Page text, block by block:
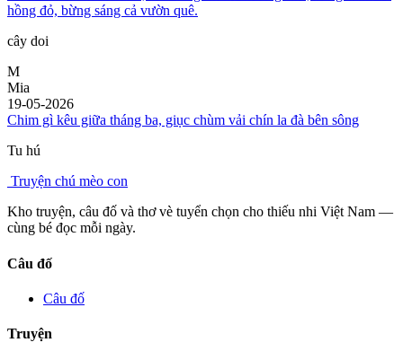
hồng đỏ, bừng sáng cả vườn quê.
cây doi
M
Mia
19-05-2026
Chim gì kêu giữa tháng ba, giục chùm vải chín la đà bên sông
Tu hú
Truyện chú mèo con
Kho truyện, câu đố và thơ vè tuyển chọn cho thiếu nhi Việt Nam —
cùng bé đọc mỗi ngày.
Câu đố
Câu đố
Truyện